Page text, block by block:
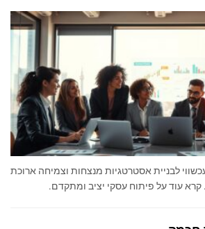
לבניית אסטרטגיות מנצחות וצמיחה ארוכת
עוד על פיתוח עסקי יציב ומתקדם.